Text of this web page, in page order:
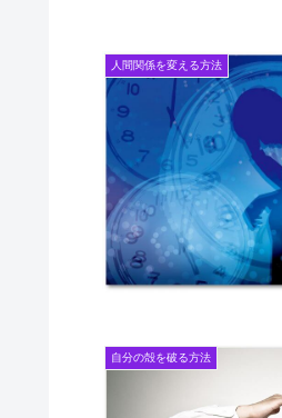
人間関係を変える方法
自分の殻を破る方法